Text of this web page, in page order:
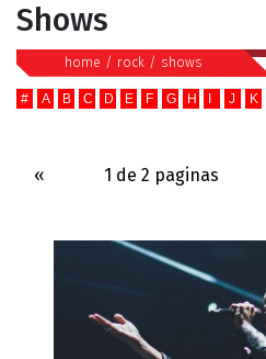
Shows
home / rock / shows
# A B C D E F G H J K
« 1 de 2 paginas